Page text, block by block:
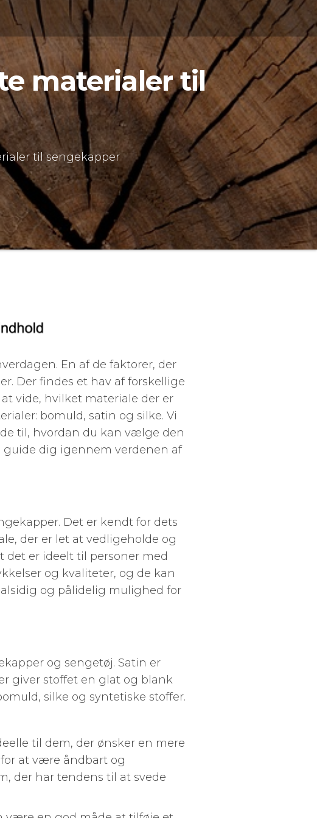
materialer til
til sengekapper
En af de faktorer, der
Der findes et hav af forskellige
vide, hvilket materiale der er
bomuld, satin og silke. Vi
til, hvordan du kan vælge den
guide dig igennem verdenen af
Det er kendt for dets
der er let at vedligeholde og
det er ideelt til personer med
og kvaliteter, og de kan
og pålidelig mulighed for
og sengetøj. Satin er
giver stoffet en glat og blank
silke og syntetiske stoffer.
til dem, der ønsker en mere
at være åndbart og
der har tendens til at svede